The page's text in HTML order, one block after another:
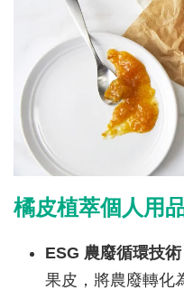
橘皮植萃個人用
ESG 農廢循環技術
果皮，將農廢轉化